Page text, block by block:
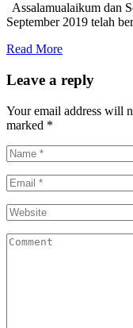
Assalamualaikum dan
September 2019 telah
Read More
Leave a reply
Your email address will
marked *